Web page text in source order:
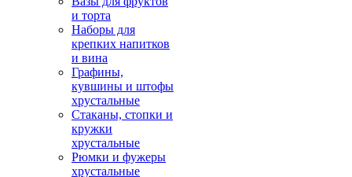
и торта
Наборы для
крепких напитков
и вина
Графины,
кувшины и штофы
хрустальные
Стаканы, стопки и
кружки
хрустальные
Рюмки и фужеры
хрустальные